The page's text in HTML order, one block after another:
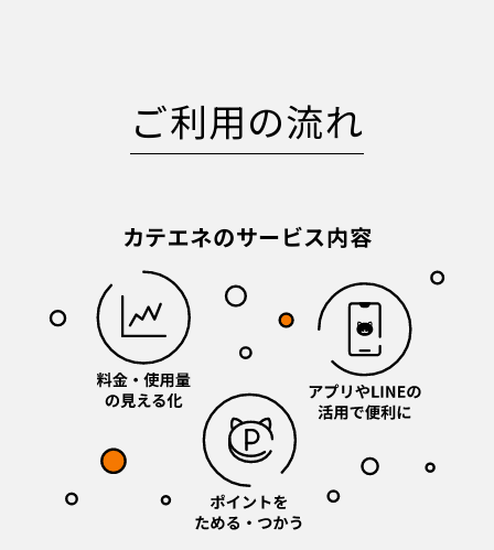
ご利用の流れ
カテエネのサービス内容